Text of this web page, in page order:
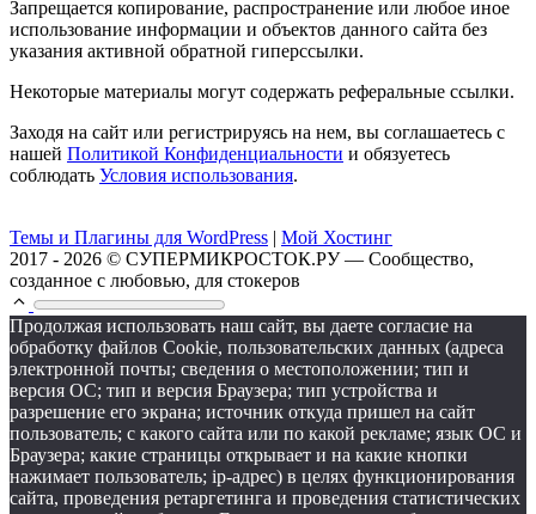
Запрещается копирование, распространение или любое иное
использование информации и объектов данного сайта без
указания активной обратной гиперссылки.
Некоторые материалы могут содержать реферальные ссылки.
Заходя на сайт или регистрируясь на нем, вы соглашаетесь с
нашей Политикой Конфиденциальности и обязуетесь
соблюдать Условия использования.
Темы и Плагины для WordPress | Мой Хостинг
2017 - 2026 © СУПЕРМИКРОСТОК.РУ — Сообщество,
созданное с любовью, для стокеров
Продолжая использовать наш сайт, вы даете согласие на
обработку файлов Cookie, пользовательских данных (адреса
электронной почты; сведения о местоположении; тип и
версия ОС; тип и версия Браузера; тип устройства и
разрешение его экрана; источник откуда пришел на сайт
пользователь; с какого сайта или по какой рекламе; язык ОС и
Браузера; какие страницы открывает и на какие кнопки
нажимает пользователь; ip-адрес) в целях функционирования
сайта, проведения ретаргетинга и проведения статистических